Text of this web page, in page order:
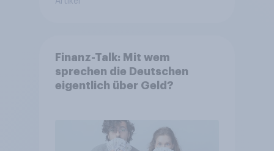
Finanz-Talk: Mit wem
sprechen die Deutschen
eigentlich über Geld?